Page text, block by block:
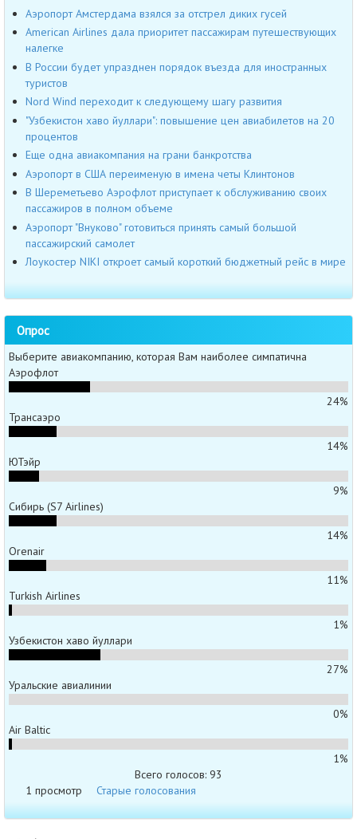
Аэропорт Амстердама взялся за отстрел диких гусей
American Airlines дала приоритет пассажирам путешествующих
налегке
В России будет упразднен порядок въезда для иностранных
туристов
Nord Wind переходит к следующему шагу развития
"Узбекистон хаво йуллари": повышение цен авиабилетов на 20
процентов
Еще одна авиакомпания на грани банкротства
Аэропорт в США переименую в имена четы Клинтонов
В Шереметьево Аэрофлот приступает к обслуживанию своих
пассажиров в полном объеме
Аэропорт "Внуково" готовиться принять самый большой
пассажирский самолет
Лоукостер NIKI откроет самый короткий бюджетный рейс в мире
Опрос
Выберите авиакомпанию, которая Вам наиболее симпатична
Аэрофлот
24%
Трансаэро
14%
ЮТэйр
9%
Сибирь (S7 Airlines)
14%
Orenair
11%
Turkish Airlines
1%
Узбекистон хаво йуллари
27%
Уральские авиалинии
0%
Air Baltic
1%
Всего голосов: 93
1 просмотр
Старые голосования